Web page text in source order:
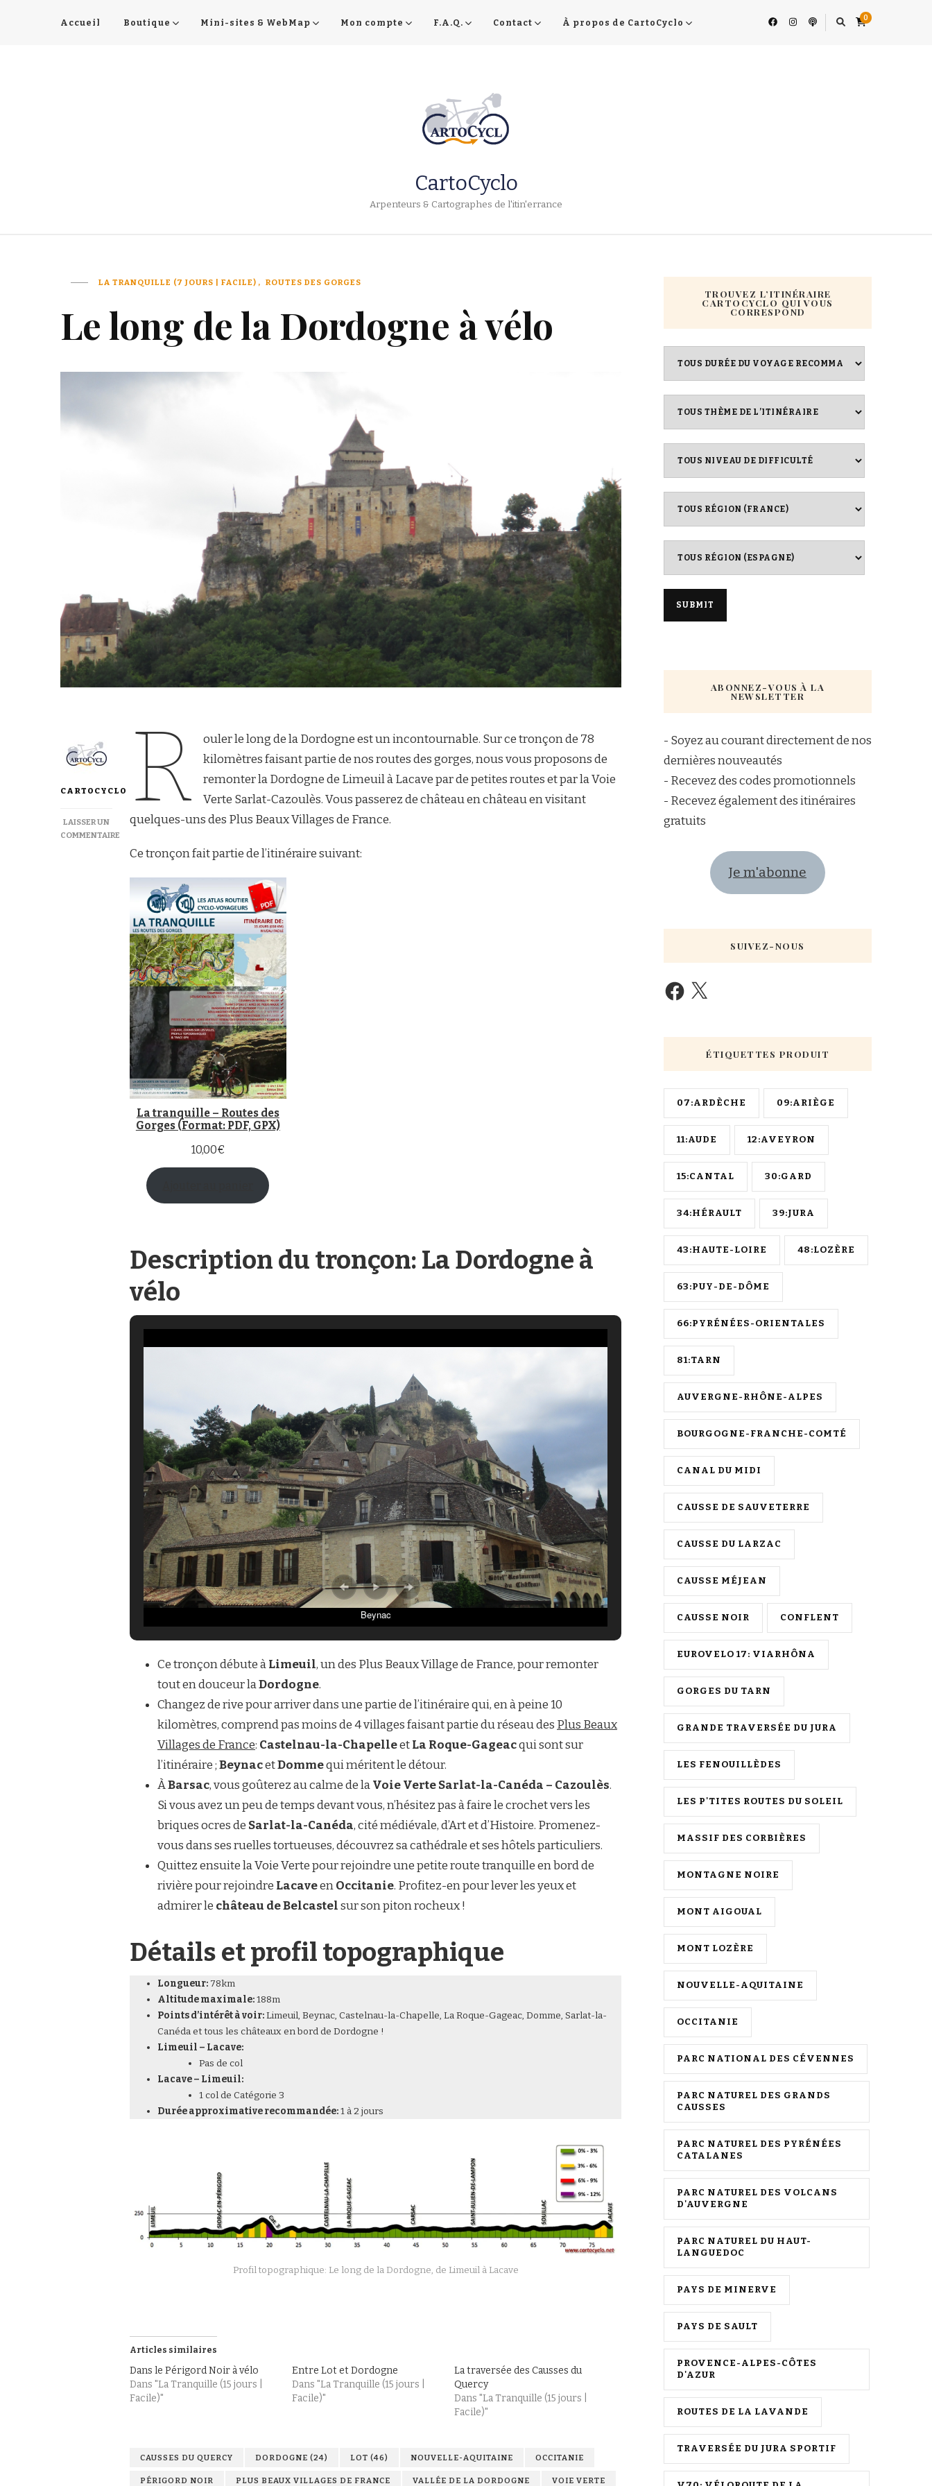
Accueil Boutique Mini-sites & WebMap Mon compte F.A.Q. Contact À propos de CartoCyclo
0
CartoCyclo
Arpenteurs & Cartographes de l'itin'errance
LA TRANQUILLE (7 JOURS | FACILE) ROUTES DES GORGES
Le long de la Dordogne à vélo
CARTOCYCLO
LAISSER UN
COMMENTAIRE
R
ouler le long de la Dordogne est un incontournable. Sur ce tronçon de 78
kilomètres faisant partie de nos routes des gorges, nous vous proposons de
remonter la Dordogne de Limeuil à Lacave par de petites routes et par la Voie
Verte Sarlat-Cazoulès. Vous passerez de château en château en visitant
quelques-uns des Plus Beaux Villages de France.
Ce tronçon fait partie de l’itinéraire suivant:
La tranquille – Routes des
Gorges (Format: PDF, GPX)
10,00€
Description du tronçon: La Dordogne à
vélo
Beynac
Ce tronçon débute àLimeuil, un des Plus Beaux Village de France, pour remonter
tout en douceur laDordogne.
Changez de rive pour arriver dans une partie de l’itinéraire qui, en à peine 10
kilomètres, comprend pas moins de 4 villages faisant partie du réseau des Plus Beaux
Villages de France: Castelnau-la-ChapelleetLa Roque-Gageacqui sont sur
l’itinéraire ;BeynacetDommequi méritent le détour.
ÀBarsac, vous goûterez au calme de laVoie Verte Sarlat-la-Canéda – Cazoulès.
Si vous avez un peu de temps devant vous, n’hésitez pas à faire le crochet vers les
briques ocres de Sarlat-la-Canéda, cité médiévale, d’Art et d’Histoire. Promenez-
vous dans ses ruelles tortueuses, découvrez sa cathédrale et ses hôtels particuliers.
Quittez ensuite la Voie Verte pour rejoindre une petite route tranquille en bord de
rivière pour rejoindre LacaveenOccitanie. Profitez-en pour lever les yeux et
admirer le château de Belcastelsur son piton rocheux !
Détails et profil topographique
Longueur: 78km
Altitude maximale:188m
Points d’intérêt à voir:Limeuil, Beynac, Castelnau-la-Chapelle, La Roque-Gageac, Domme, Sarlat-la-
Canéda et tous les châteaux en bord de Dordogne !
Limeuil – Lacave:
Pas de col
Lacave – Limeuil:
1 col de Catégorie 3
Durée approximative recommandée:1 à 2 jours
Profil topographique: Le long de la Dordogne, de Limeuil à Lacave
Articles similaires
Dans le Périgord Noir à vélo
Dans "La Tranquille (15 jours |
Facile)"
Entre Lot et Dordogne
Dans "La Tranquille (15 jours |
Facile)"
La traversée des Causses du
Quercy
Dans "La Tranquille (15 jours |
Facile)"
CAUSSES DU QUERCY DORDOGNE (24) LOT (46) NOUVELLE-AQUITAINE OCCITANIE
PÉRIGORD NOIR PLUS BEAUX VILLAGES DE FRANCE VALLÉE DE LA DORDOGNE VOIE VERTE
TROUVEZ L’ITINÉRAIRE
CARTOCYCLO QUI VOUS
CORRESPOND
ABONNEZ-VOUS À LA
NEWSLETTER
- Soyez au courant directement de nos
dernières nouveautés
- Recevez des codes promotionnels
- Recevez également des itinéraires
gratuits
Je m'abonne
SUIVEZ-NOUS
ÉTIQUETTES PRODUIT
07:ARDÈCHE 09:ARIÈGE
11:AUDE 12:AVEYRON
15:CANTAL 30:GARD
34:HÉRAULT 39:JURA
43:HAUTE-LOIRE 48:LOZÈRE
63:PUY-DE-DÔME
66:PYRÉNÉES-ORIENTALES
81:TARN
AUVERGNE-RHÔNE-ALPES
BOURGOGNE-FRANCHE-COMTÉ
CANAL DU MIDI
CAUSSE DE SAUVETERRE
CAUSSE DU LARZAC
CAUSSE MÉJEAN
CAUSSE NOIR CONFLENT
EUROVELO 17: VIARHÔNA
GORGES DU TARN
GRANDE TRAVERSÉE DU JURA
LES FENOUILLÈDES
LES P'TITES ROUTES DU SOLEIL
MASSIF DES CORBIÈRES
MONTAGNE NOIRE
MONT AIGOUAL
MONT LOZÈRE
NOUVELLE-AQUITAINE
OCCITANIE
PARC NATIONAL DES CÉVENNES
PARC NATUREL DES GRANDS
CAUSSES
PARC NATUREL DES PYRÉNÉES
CATALANES
PARC NATUREL DES VOLCANS
D'AUVERGNE
PARC NATUREL DU HAUT-
LANGUEDOC
PAYS DE MINERVE
PAYS DE SAULT
PROVENCE-ALPES-CÔTES
D'AZUR
ROUTES DE LA LAVANDE
TRAVERSÉE DU JURA SPORTIF